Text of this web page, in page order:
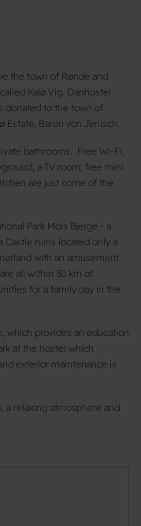
the town of Rønde and
Kalø Vig. Danhostel
donated to the town of
Estate, Baron von Jenisch.
bathrooms. Free Wi-Fi,
a TV room, free mini
are just some of the
Park Mols Bjerge - a
Castle ruins located only a
with an amusement
all within 30 km of
for a family day in the
which provides an education
at the hostel which
exterior maintenance is
a relaxing atmosphere and